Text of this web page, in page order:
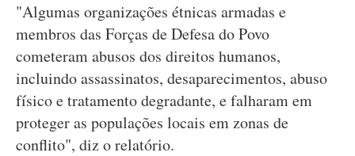
"Algumas organizações étnicas armadas e
membros das Forças de Defesa do Povo
cometeram abusos dos direitos humanos,
incluindo assassinatos, desaparecimentos, abuso
físico e tratamento degradante, e falharam em
proteger as populações locais em zonas de
conflito", diz o relatório.